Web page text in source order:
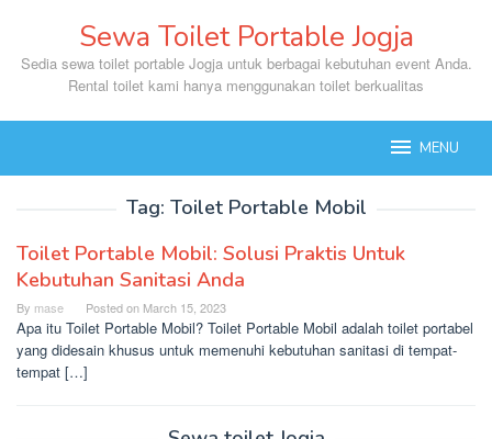
content
Sewa Toilet Portable Jogja
Sedia sewa toilet portable Jogja untuk berbagai kebutuhan event Anda.
Rental toilet kami hanya menggunakan toilet berkualitas
MENU
Tag: Toilet Portable Mobil
Toilet Portable Mobil: Solusi Praktis Untuk
Kebutuhan Sanitasi Anda
By mase Posted on March 15, 2023
Apa itu Toilet Portable Mobil? Toilet Portable Mobil adalah toilet portabel
yang didesain khusus untuk memenuhi kebutuhan sanitasi di tempat-
tempat […]